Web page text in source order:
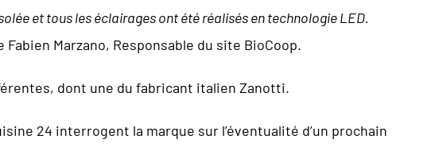
et tous les éclairages ont été réalisés en technologie LED.
Fabien Marzano, Responsable du site BioCoop.
dont une du fabricant italien Zanotti.
24 interrogent la marque sur l’éventualité d’un prochain